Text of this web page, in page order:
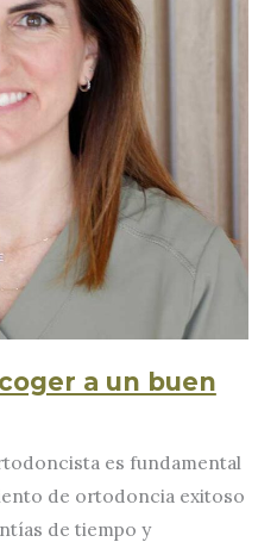
a un buen
es fundamental
de ortodoncia exitoso
de tiempo y